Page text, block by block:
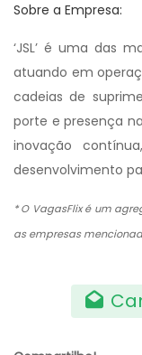
Sobre a Empresa:
‘JSL’ é uma das
atuando em
cadeias de
porte e presença
inovação
desenvolvimento
* O VagasFlix é um
as empresas